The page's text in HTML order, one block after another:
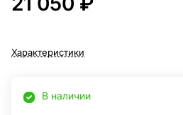
Характеристики
В наличии